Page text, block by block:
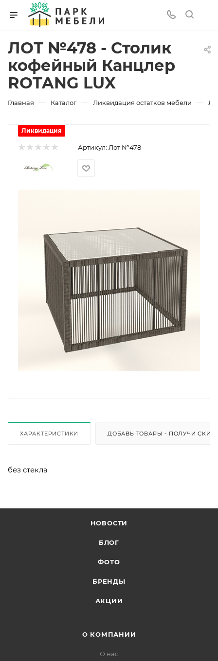
ЛОТ №478 - Столик
кофейный Канцлер
ROTANG LUX
Главная — Каталог — Ликвидация остатков мебели —
Ликвидация
Артикул: Лот №478
ХАРАКТЕРИСТИКИ ДОБАВЬ ТОВАРЫ - ПОЛУЧИ
без стекла
НОВОСТИ
БЛОГ
ФОТО
БРЕНДЫ
АКЦИИ
О КОМПАНИИ
О нас